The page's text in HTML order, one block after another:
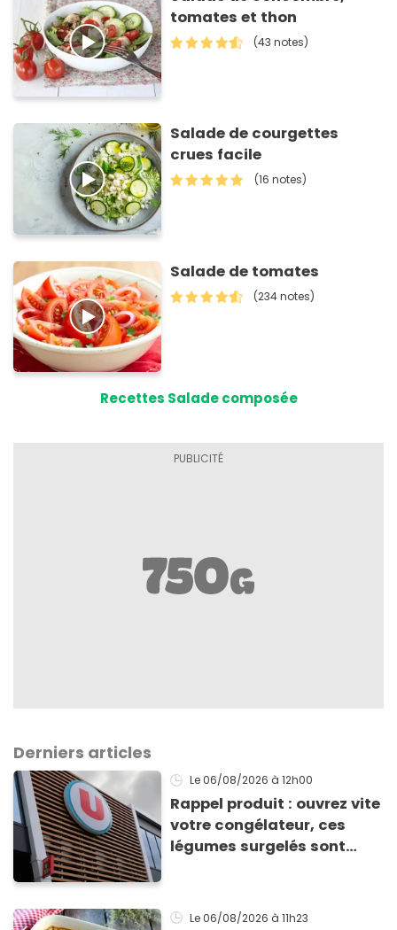
tomates et thon
(43 notes)
Salade de courgettes
crues facile
(16 notes)
Salade de tomates
(234 notes)
Recettes Salade composée
Derniers articles
Le 06/08/2026 à 12h00
Rappel produit : ouvrez vite
votre congélateur, ces
légumes surgelés sont
Le 06/08/2026 à 11h23